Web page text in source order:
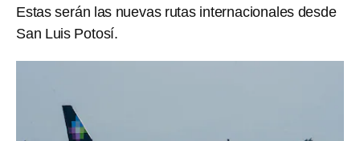
Estas serán las nuevas rutas internacionales desde
San Luis Potosí.